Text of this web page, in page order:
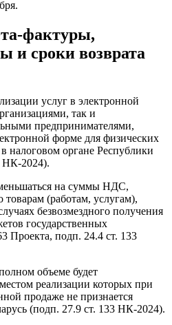
фактуры,
и сроки возврата
услуг в электронной
так и
предпринимателями,
форме для физических
налоговом органе Республики
НК-2024).
на суммы НДС,
(работам, услугам),
безвозмездного получения
государственных
Проекта, подп. 24.4 ст. 133
объеме будет
реализации которых при
продаже не признается
(подп. 27.9 ст. 133 НК-2024).